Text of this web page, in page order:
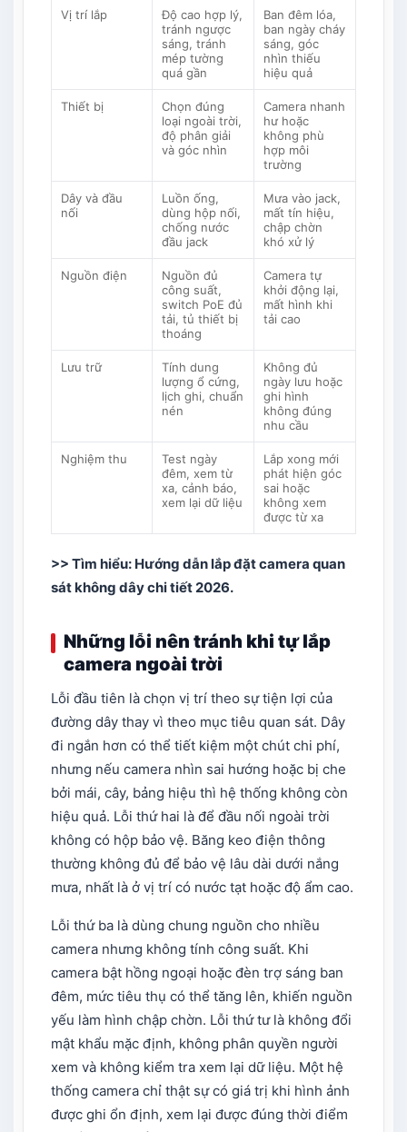
Vị trí lắp
Độ cao hợp lý,
tránh ngược
sáng, tránh
mép tường
quá gần
Ban đêm lóa,
ban ngày cháy
sáng, góc
nhìn thiếu
hiệu quả
Thiết bị
Chọn đúng
loại ngoài trời,
độ phân giải
và góc nhìn
Camera nhanh
hư hoặc
không phù
hợp môi
trường
Dây và đầu
nối
Luồn ống,
dùng hộp nối,
chống nước
đầu jack
Mưa vào jack,
mất tín hiệu,
chập chờn
khó xử lý
Nguồn điện
Nguồn đủ
công suất,
switch PoE đủ
tải, tủ thiết bị
thoáng
Camera tự
khởi động lại,
mất hình khi
tải cao
Lưu trữ
Tính dung
lượng ổ cứng,
lịch ghi, chuẩn
nén
Không đủ
ngày lưu hoặc
ghi hình
không đúng
nhu cầu
Nghiệm thu
Test ngày
đêm, xem từ
xa, cảnh báo,
xem lại dữ liệu
Lắp xong mới
phát hiện góc
sai hoặc
không xem
được từ xa
>> Tìm hiểu: Hướng dẫn lắp đặt camera quan
sát không dây chi tiết 2026.
Những lỗi nên tránh khi tự lắp
camera ngoài trời
Lỗi đầu tiên là chọn vị trí theo sự tiện lợi của
đường dây thay vì theo mục tiêu quan sát. Dây
đi ngắn hơn có thể tiết kiệm một chút chi phí,
nhưng nếu camera nhìn sai hướng hoặc bị che
bởi mái, cây, bảng hiệu thì hệ thống không còn
hiệu quả. Lỗi thứ hai là để đầu nối ngoài trời
không có hộp bảo vệ. Băng keo điện thông
thường không đủ để bảo vệ lâu dài dưới nắng
mưa, nhất là ở vị trí có nước tạt hoặc độ ẩm cao.
Lỗi thứ ba là dùng chung nguồn cho nhiều
camera nhưng không tính công suất. Khi
camera bật hồng ngoại hoặc đèn trợ sáng ban
đêm, mức tiêu thụ có thể tăng lên, khiến nguồn
yếu làm hình chập chờn. Lỗi thứ tư là không đổi
mật khẩu mặc định, không phân quyền người
xem và không kiểm tra xem lại dữ liệu. Một hệ
thống camera chỉ thật sự có giá trị khi hình ảnh
được ghi ổn định, xem lại được đúng thời điểm